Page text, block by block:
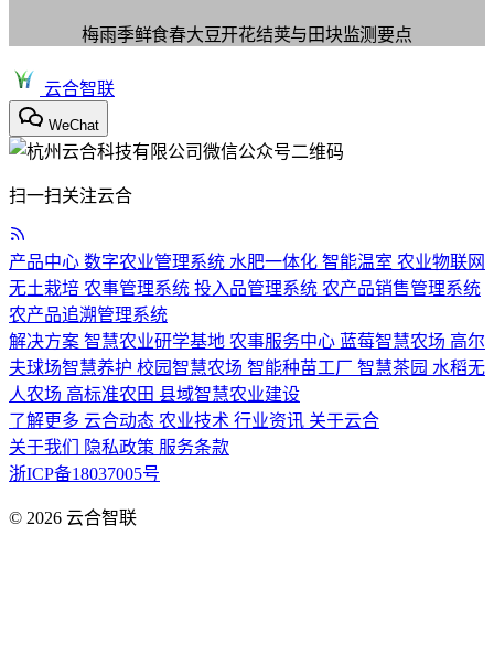
梅雨季鲜食春大豆开花结荚与田块监测要点
云合智联
WeChat
扫一扫关注云合
产品中心 数字农业管理系统 水肥一体化 智能温室 农业物联网
无土栽培 农事管理系统 投入品管理系统 农产品销售管理系统
农产品追溯管理系统
解决方案 智慧农业研学基地 农事服务中心 蓝莓智慧农场 高尔
夫球场智慧养护 校园智慧农场 智能种苗工厂 智慧茶园 水稻无
人农场 高标准农田 县域智慧农业建设
了解更多 云合动态 农业技术 行业资讯 关于云合
关于我们
隐私政策 服务条款
浙ICP备18037005号
© 2026 云合智联